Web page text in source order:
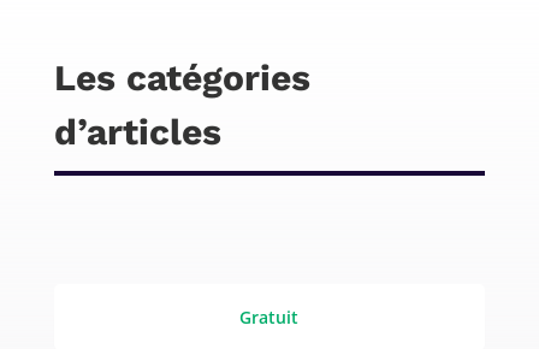
Les catégories
d’articles
Gratuit